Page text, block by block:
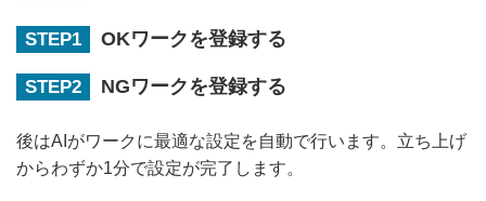
STEP1 OKワークを登録する
STEP2 NGワークを登録する
後はAIがワークに最適な設定を自動で行います。立ち上げ
からわずか1分で設定が完了します。